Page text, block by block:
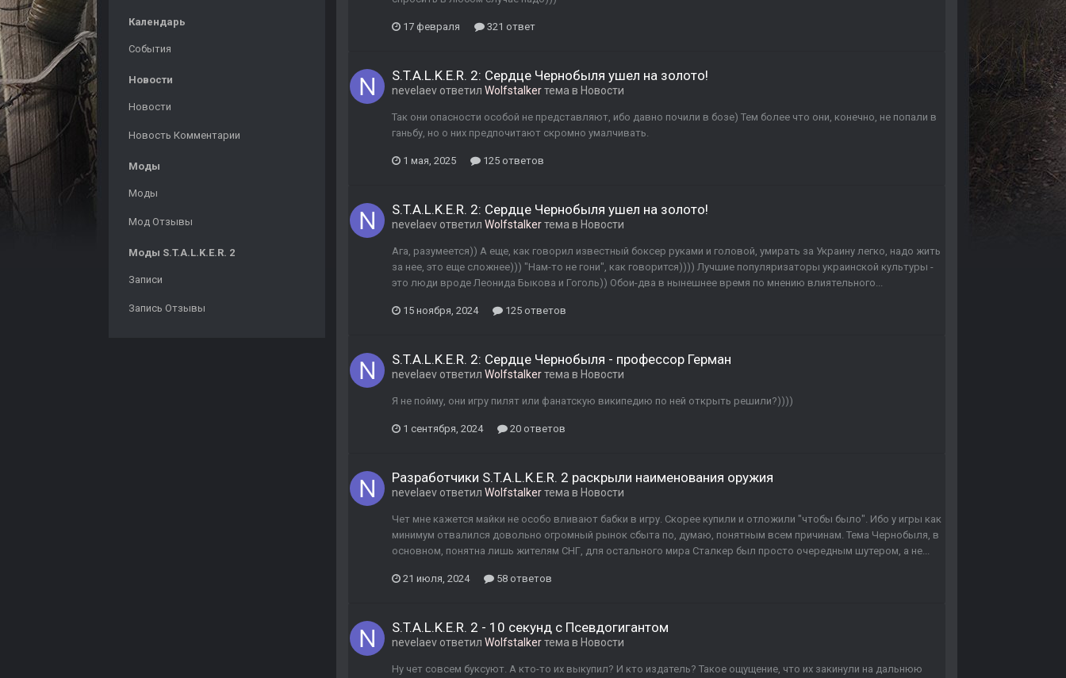
Календарь
События
Новости
Новости
Новость Комментарии
Моды
Моды
Мод Отзывы
Моды S.T.A.L.K.E.R. 2
Записи
Запись Отзывы
17 февраля 321 ответ
S.T.A.L.K.E.R. 2: Сердце Чернобыля ушел на золото!
nevelaev ответил Wolfstalkerтема в Новости
Так они опасности особой не представляют, ибо давно почили в бозе) Тем более что они, конечно, не попали в
ганьбу, но о них предпочитают скромно умалчивать.
1 мая, 2025 125 ответов
S.T.A.L.K.E.R. 2: Сердце Чернобыля ушел на золото!
nevelaev ответил Wolfstalkerтема в Новости
Ага, разумеется)) А еще, как говорил известный боксер руками и головой, умирать за Украину легко, надо жить
за нее, это еще сложнее))) "Нам-то не гони", как говорится)))) Лучшие популяризаторы украинской культуры -
это люди вроде Леонида Быкова и Гоголь)) Обои-два в нынешнее время по мнению влиятельного...
15 ноября, 2024 125 ответов
S.T.A.L.K.E.R. 2: Сердце Чернобыля - профессор Герман
nevelaev ответил Wolfstalkerтема в Новости
Я не пойму, они игру пилят или фанатскую википедию по ней открыть решили?))))
1 сентября, 2024 20 ответов
Разработчики S.T.A.L.K.E.R. 2 раскрыли наименования оружия
nevelaev ответил Wolfstalkerтема в Новости
Чет мне кажется майки не особо вливают бабки в игру. Скорее купили и отложили "чтобы было". Ибо у игры как
минимум отвалился довольно огромный рынок сбыта по, думаю, понятным всем причинам. Тема Чернобыля, в
основном, понятна лишь жителям СНГ, для остального мира Сталкер был просто очередным шутером, а не...
21 июля, 2024 58 ответов
S.T.A.L.K.E.R. 2 - 10 секунд с Псевдогигантом
nevelaev ответил Wolfstalkerтема в Новости
Ну чет совсем буксуют. А кто-то их выкупил? И кто издатель? Такое ощущение, что их закинули на дальнюю